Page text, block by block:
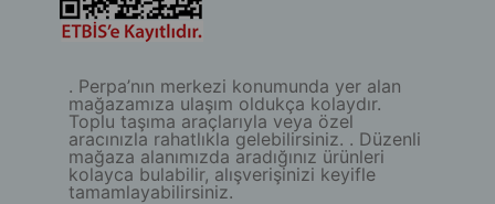
. Perpa’nın merkezi konumunda yer alan
mağazamıza ulaşım oldukça kolaydır.
Toplu taşıma araçlarıyla veya özel
aracınızla rahatlıkla gelebilirsiniz. . Düzenli
mağaza alanımızda aradığınız ürünleri
kolayca bulabilir, alışverişinizi keyifle
tamamlayabilirsiniz.